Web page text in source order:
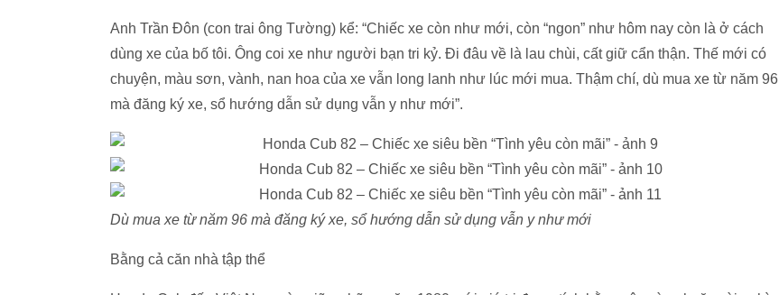
Anh Trần Đôn (con trai ông Tường) kể: “Chiếc xe còn như mới, còn “ngon” như hôm nay còn là ở cách
dùng xe của bố tôi. Ông coi xe như người bạn tri kỷ. Đi đâu về là lau chùi, cất giữ cẩn thận. Thế mới có
chuyện, màu sơn, vành, nan hoa của xe vẫn long lanh như lúc mới mua. Thậm chí, dù mua xe từ năm 96
mà đăng ký xe, sổ hướng dẫn sử dụng vẫn y như mới”.
Dù mua xe từ năm 96 mà đăng ký xe, sổ hướng dẫn sử dụng vẫn y như mới
Bằng cả căn nhà tập thể